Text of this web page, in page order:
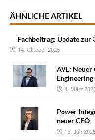
ÄHNLICHE ARTIKEL
Fachbeitrag: Update zur
14. Oktober 2025
AVL: Neuer
Engineering
4. März
Power
neuer CEO
15. Juli 2025